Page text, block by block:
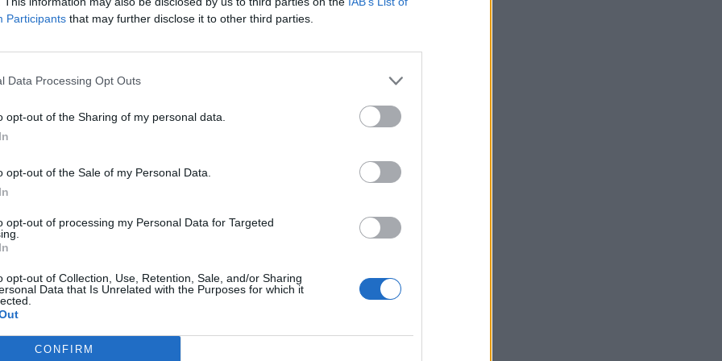
Participants that may further disclose it to other third parties.
Data Processing Opt Outs
opt-out of the Sharing of my personal data.
opt-out of the Sale of my Personal Data.
opt-out of processing my Personal Data for Targeted
opt-out of Collection, Use, Retention, Sale, and/or Sharing
Data that Is Unrelated with the Purposes for which it
CONFIRM
alacsony. Az állampapírok másodpiacán hasonlóan alacsony forgalom
portfolio.hu hírarchívumához tartozik, melynek olvasása előfizetéses
tartalmazza:
elmúlt 2 év napon belüli
Előfizetés
VAGY? BEJELENTKEZÉS